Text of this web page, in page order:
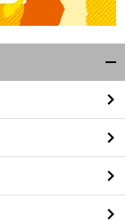
閉
る